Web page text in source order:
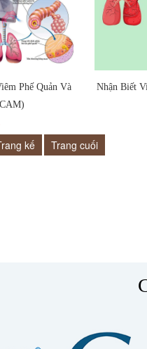
Phế Quản Và
Thêm
Nhận Biết
kế Trang cuối